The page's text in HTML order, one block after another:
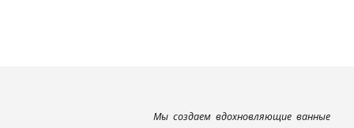
Мы создаем вдохновляющие ванные